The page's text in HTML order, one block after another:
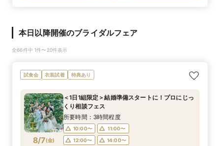
本日以降開催のブライダルフェア
全66件中 1件〜20件表示
試食会 衣装試着 特典あり
8/7(金)
＜1日1組限定＞結婚準備スタートに！プロにじっ
くり相談フェス
所要時間：3時間程度
10:00〜
11:00〜
12:00〜
14:00〜